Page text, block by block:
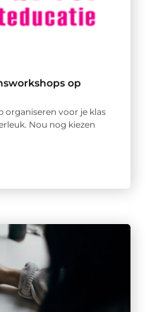
op
organiseren voor je klas
Nou nog kiezen